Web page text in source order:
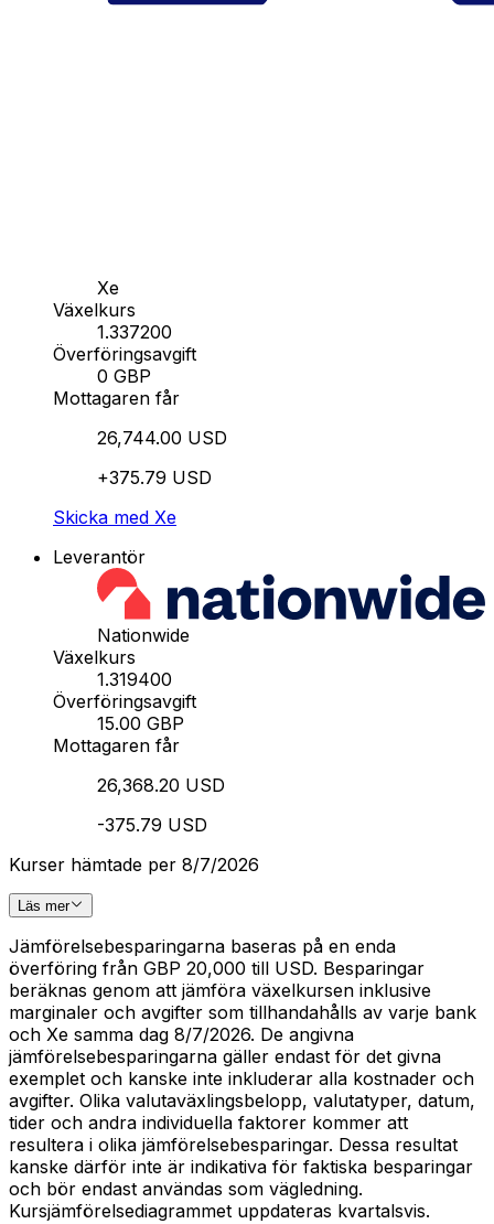
Xe
Växelkurs
1.337200
Överföringsavgift
0 GBP
Mottagaren får
26,744.00 USD
+375.79 USD
Skicka med Xe
Leverantör
Nationwide
Växelkurs
1.319400
Överföringsavgift
15.00 GBP
Mottagaren får
26,368.20 USD
-375.79 USD
Kurser hämtade per 8/7/2026
Läs mer
Jämförelsebesparingarna baseras på en enda
överföring från GBP 20,000 till USD. Besparingar
beräknas genom att jämföra växelkursen inklusive
marginaler och avgifter som tillhandahålls av varje bank
och Xe samma dag 8/7/2026. De angivna
jämförelsebesparingarna gäller endast för det givna
exemplet och kanske inte inkluderar alla kostnader och
avgifter. Olika valutaväxlingsbelopp, valutatyper, datum,
tider och andra individuella faktorer kommer att
resultera i olika jämförelsebesparingar. Dessa resultat
kanske därför inte är indikativa för faktiska besparingar
och bör endast användas som vägledning.
Kursjämförelsediagrammet uppdateras kvartalsvis.